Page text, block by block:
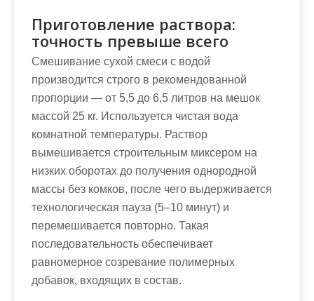
Приготовление раствора:
точность превыше всего
Смешивание сухой смеси с водой
производится строго в рекомендованной
пропорции — от 5,5 до 6,5 литров на мешок
массой 25 кг. Используется чистая вода
комнатной температуры. Раствор
вымешивается строительным миксером на
низких оборотах до получения однородной
массы без комков, после чего выдерживается
технологическая пауза (5–10 минут) и
перемешивается повторно. Такая
последовательность обеспечивает
равномерное созревание полимерных
добавок, входящих в состав.